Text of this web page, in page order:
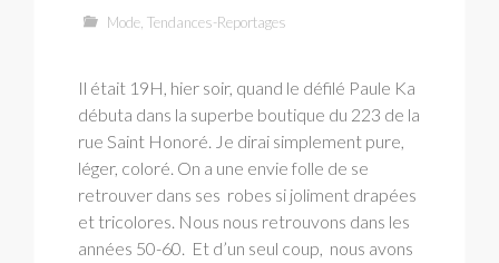
Mode Tendances-Reportages
Il était 19H, hier soir, quand le défilé Paule Ka
débuta dans la superbe boutique du 223 de la
rue Saint Honoré. Je dirai simplement pure,
léger, coloré. On a une envie folle de se
retrouver dans ses robes si joliment drapées
et tricolores. Nous nous retrouvons dans les
années 50-60. Et d’un seul coup, nous avons